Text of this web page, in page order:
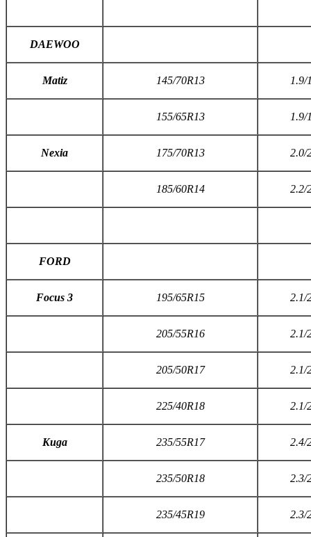
DAEWOO
Matiz 145/70R13 1.9/
155/65R13 1.9/
Nexia 175/70R13 2.0/
185/60R14 2.2/
FORD
Focus 3 195/65R15 2.1/
205/55R16 2.1/
205/50R17 2.1/
225/40R18 2.1/
Kuga 235/55R17 2.4/
235/50R18 2.3/
235/45R19 2.3/